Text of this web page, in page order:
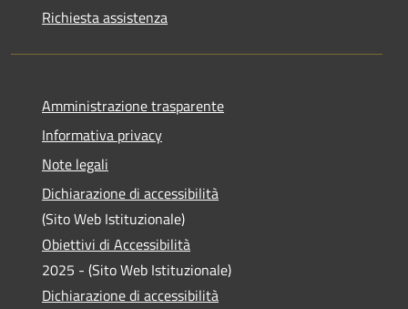
Richiesta assistenza
Amministrazione trasparente
Informativa privacy
Note legali
Dichiarazione di accessibilità
(Sito Web Istituzionale)
Obiettivi di Accessibilità
2025 - (Sito Web Istituzionale)
Dichiarazione di accessibilità